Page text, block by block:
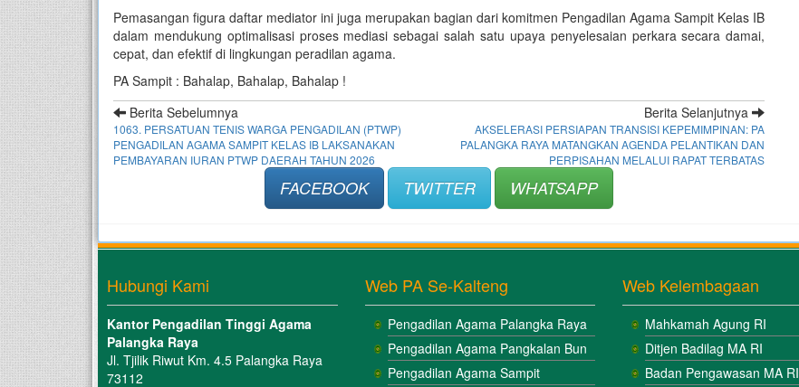
Pemasangan figura daftar mediator ini juga merupakan bagian dari komitmen Pengadilan Agama Sampit Kelas IB
dalam mendukung optimalisasi proses mediasi sebagai salah satu upaya penyelesaian perkara secara damai,
cepat, dan efektif di lingkungan peradilan agama.
PA Sampit : Bahalap, Bahalap, Bahalap !
Berita Sebelumnya
1063. PERSATUAN TENIS WARGA PENGADILAN (PTWP)
PENGADILAN AGAMA SAMPIT KELAS IB LAKSANAKAN
PEMBAYARAN IURAN PTWP DAERAH TAHUN 2026
Berita Selanjutnya
AKSELERASI PERSIAPAN TRANSISI KEPEMIMPINAN: PA
PALANGKA RAYA MATANGKAN AGENDA PELANTIKAN DAN
PERPISAHAN MELALUI RAPAT TERBATAS
FACEBOOK TWITTER WHATSAPP
Hubungi Kami
Kantor Pengadilan Tinggi Agama
Palangka Raya
Jl. Tjilik Riwut Km. 4.5 Palangka Raya
73112
Web PA Se-Kalteng
Pengadilan Agama Palangka Raya
Pengadilan Agama Pangkalan Bun
Pengadilan Agama Sampit
Web Kelembagaan
Mahkamah Agung RI
Ditjen Badilag MA RI
Badan Pengawasan MA RI